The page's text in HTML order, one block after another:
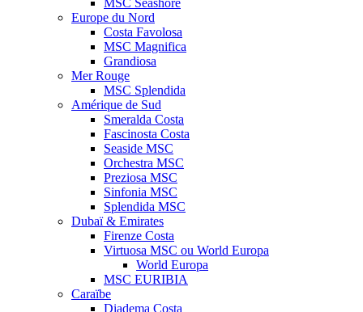
MSC Seashore
Europe du Nord
Costa Favolosa
MSC Magnifica
Grandiosa
Mer Rouge
MSC Splendida
Amérique de Sud
Smeralda Costa
Fascinosta Costa
Seaside MSC
Orchestra MSC
Preziosa MSC
Sinfonia MSC
Splendida MSC
Dubaï & Emirates
Firenze Costa
Virtuosa MSC ou World Europa
World Europa
MSC EURIBIA
Caraïbe
Diadema Costa